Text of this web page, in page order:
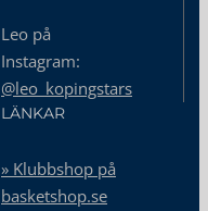
Leo på
Instagram:
@leo_kopingstars
LÄNKAR
» Klubbshop på
basketshop.se